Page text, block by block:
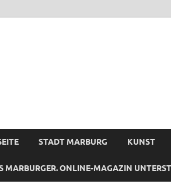
STADT MARBURG KUNST
MARBURGER. ONLINE-MAGAZIN